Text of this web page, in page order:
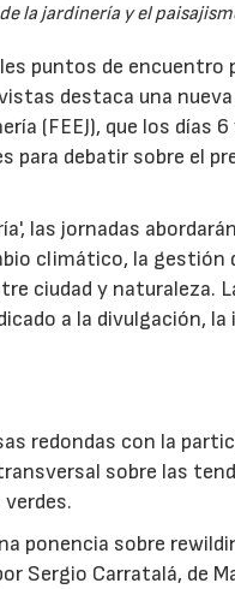
la jardinería y el
puntos de encuentro
destaca una
(FEEJ), que los días
para debatir sobre el
las jornadas
climático, la gestión
ciudad y naturaleza.
a la divulgación,
redondas con la
sobre las
ponencia sobre
Sergio Carratalá, de